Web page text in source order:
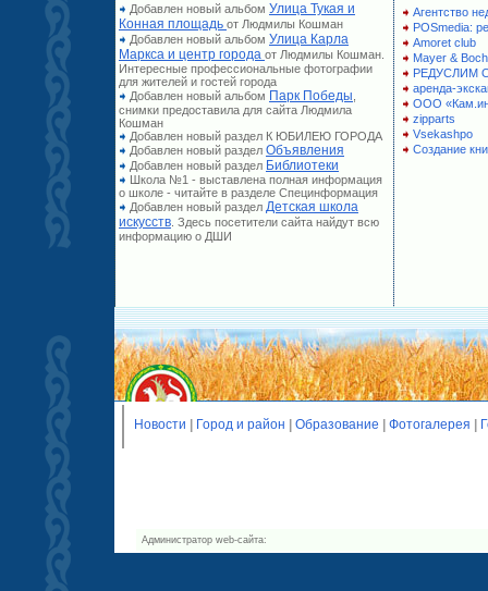
Добавлен новый альбом Улица Тукая и
Конная площадь от Людмилы Кошман
Добавлен новый альбом Улица Карла
Маркса и центр города от Людмилы Кошман.
Интересные профессиональные фотографии
для жителей и гостей города
Добавлен новый альбом Парк Победы
снимки предоставила для сайта Людмила
Кошман
Добавлен новый раздел К ЮБИЛЕЮ ГОРОДА
Добавлен новый раздел Объявления
Добавлен новый раздел Библиотеки
Школа №1 - выставлена полная информация
о школе - читайте в разделе Специнформация
Добавлен новый раздел Детская школа
искусств . Здесь посетители сайта найдут всю
информацию о ДШИ
Агентство
POSmedia:
Amoret club
Mayer & Boch
РЕДУСЛИМ
аренда-
ООО
zipparts
Vsekashpo
Создание
Новости Город и район Образование Фотогалерея
Администратор web-сайта: